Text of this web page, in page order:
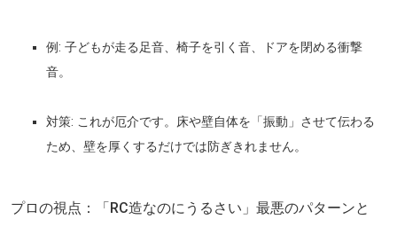
例: 子どもが走る足音、椅子を引く音、ドアを閉める衝撃
音。
対策: これが厄介です。床や壁自体を 「振動」 させて伝わる
ため、壁を厚くするだけでは防ぎきれません。
プロの視点：「RC造なのにうるさい」最悪のパターンと